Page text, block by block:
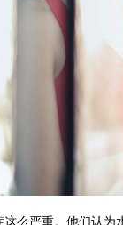
严重。他们认为